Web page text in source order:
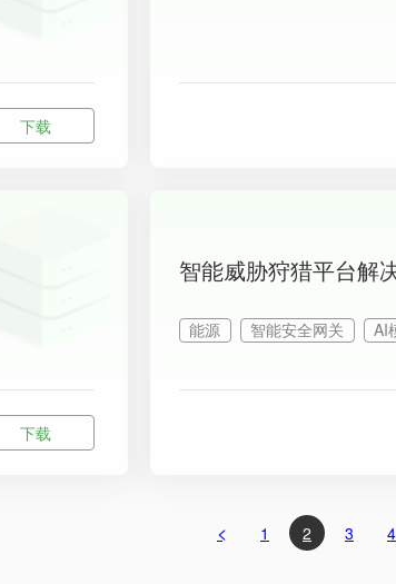
下载
下载
智能威胁狩猎平台解
能源 智能安全网关 AI
< 1 2 3 4